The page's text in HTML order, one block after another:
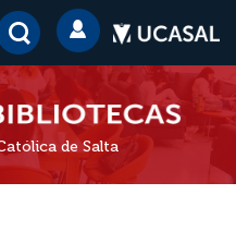
de Salta